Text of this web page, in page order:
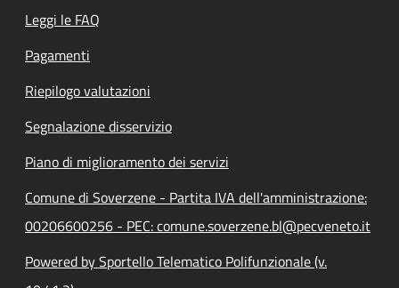
Leggi le FAQ
Pagamenti
Riepilogo valutazioni
Segnalazione disservizio
Piano di miglioramento dei servizi
Comune di Soverzene - Partita IVA dell'amministrazione:
00206600256 - PEC: comune.soverzene.bl@pecveneto.it
Powered by Sportello Telematico Polifunzionale (v.